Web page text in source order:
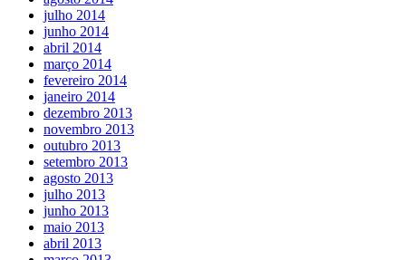
julho 2014
junho 2014
abril 2014
março 2014
fevereiro 2014
janeiro 2014
dezembro 2013
novembro 2013
outubro 2013
setembro 2013
agosto 2013
julho 2013
junho 2013
maio 2013
abril 2013